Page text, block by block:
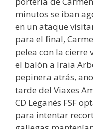
minutos se iban
en un ataque
para el final,
pelea con la cierre
el balón a Iraia
pepinera atrás,
tarde del Viaxes
CD Leganés FSF
para intentar